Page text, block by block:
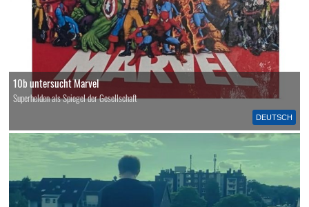
DEUTSCH
10b untersucht Marvel
Superhelden als Spiegel der Gesellschaft